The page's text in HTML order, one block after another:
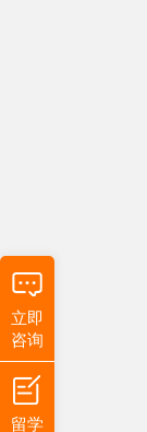
立即
咨询
留学